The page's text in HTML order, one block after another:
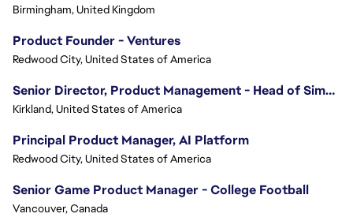
Birmingham, United Kingdom
Product Founder - Ventures
Redwood City, United States of America
Senior Director, Product Management - Head of Sims Marketplace
Kirkland, United States of America
Principal Product Manager, AI Platform
Redwood City, United States of America
Senior Game Product Manager - College Football
Vancouver, Canada